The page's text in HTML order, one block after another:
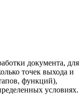
документа, для
точек выхода и
функций),
условиях.